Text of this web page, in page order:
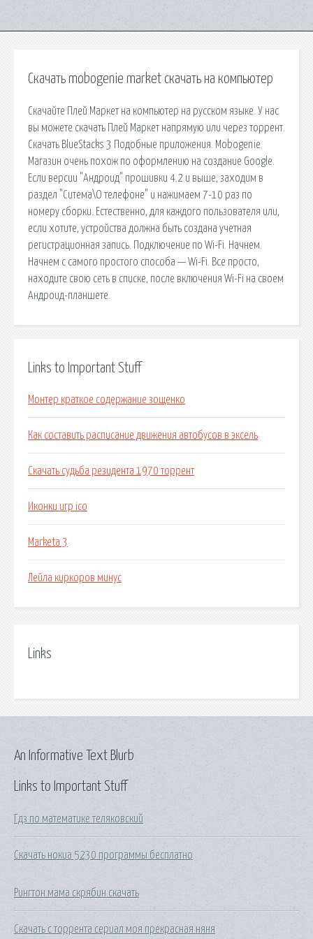
Скачать mobogenie market скачать на компьютер
Скачайте Плей Маркет на компьютер на русском языке. У нас
вы можете скачать Плей Маркет напрямую или через торрент.
Скачать BlueStacks 3 Подобные приложения. Mobogenie.
Магазин очень похож по оформлению на создание Google.
Если версии "Андроид" прошивки 4.2 и выше, заходим в
раздел "Ситема\О телефоне" и нажимаем 7-10 раз по
номеру сборки. Естественно, для каждого пользователя или,
если хотите, устройства должна быть создана учетная
регистрационная запись. Подключение по Wi-Fi. Начнем.
Начнем с самого простого способа — Wi-Fi. Все просто,
находите свою сеть в списке, после включения Wi-Fi на своем
Андроид-планшете.
Links to Important Stuff
Монтер краткое содержание зощенко
Как составить расписание движения автобусов в эксель
Скачать судьба резидента 1970 торрент
Иконки игр ico
Marketa 3
Лейла киркоров минус
Links
Links to Important Stuff
Гдз по математике теляковский
Скачать нокиа 5230 программы бесплатно
Рингтон мама скрябин скачать
Скачать с торрента сериал моя прекрасная няня
An Informative Text Blurb